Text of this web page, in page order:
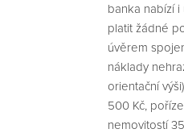
banka nabízí i
platit žádné
úvěrem
náklady
orientační
500 Kč,
nemovitostí